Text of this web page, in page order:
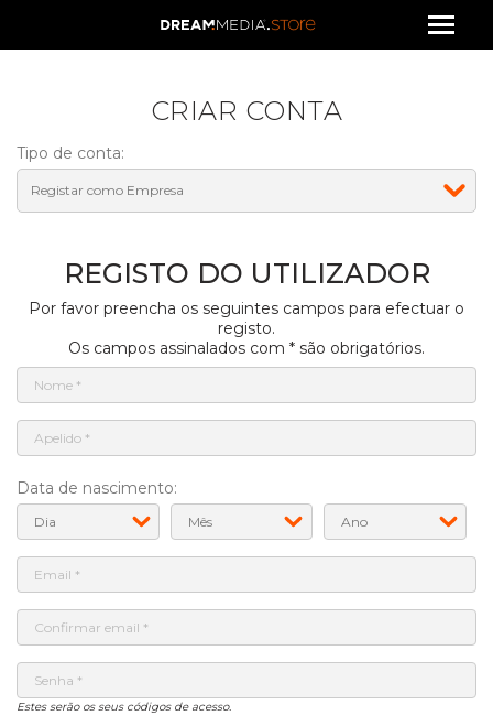
CRIAR CONTA
Tipo de conta:
REGISTO DO UTILIZADOR
Por favor preencha os seguintes campos para efectuar o
registo.
Os campos assinalados com * são obrigatórios.
Data de nascimento:
Estes serão os seus códigos de acesso.